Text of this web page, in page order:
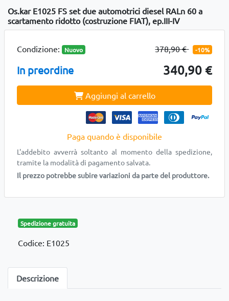
Os.kar E1025 FS set due automotrici diesel RALn 60 a
scartamento ridotto (costruzione FIAT), ep.III-IV
Condizione: Nuovo 378,90 € -10%
In preordine 340,90 €
Aggiungi al carrello
Paga quando è disponibile
L'addebito avverrà soltanto al momento della spedizione,
tramite la modalità di pagamento salvata.
Il prezzo potrebbe subire variazioni da parte del produttore.
Spedizione gratuita
Codice: E1025
Descrizione